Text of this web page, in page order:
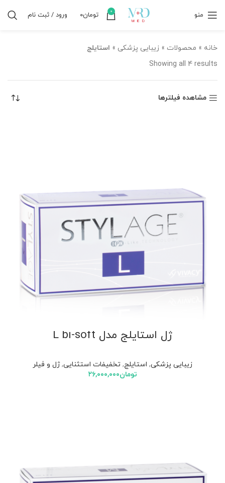
منو 0 تومان۰ ورود / ثبت نام
خانه » محصولات » زیبایی پزشکی » استایلج
Showing all 4 results
مشاهده فیلترها
ژل استایلج مدل L bi-soft
زیبایی پزشکی, استایلج, تخفیفات استثنایی,ژل و فیلر
تومان۲۶,۰۰۰,۰۰۰